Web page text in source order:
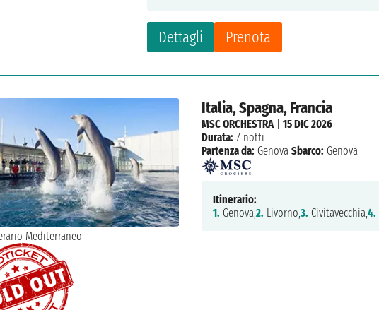
Dettagli Prenota
Italia, Spagna, Francia
MSC ORCHESTRA| 15 DIC 2026
Durata: 7 notti
Partenza da: Genova Sbarco: Genova
Itinerario:
1. Genova, 2. Livorno, 3. Civitavecchia, 4.